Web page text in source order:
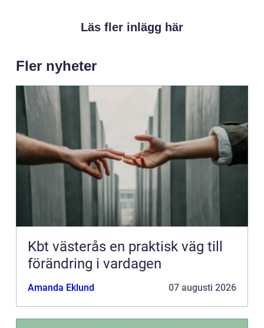
Läs fler inlägg här
Fler nyheter
Kbt västerås en praktisk väg till
förändring i vardagen
Amanda Eklund 07 augusti 2026